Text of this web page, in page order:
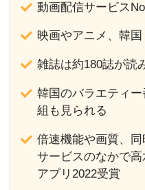
動画配信サービス
映画やアニメ、韓
雑誌は約180誌が読
韓国のバラエティ
組も見られる
倍速機能や画質、
サービスのなかで高
アプリ2022受賞